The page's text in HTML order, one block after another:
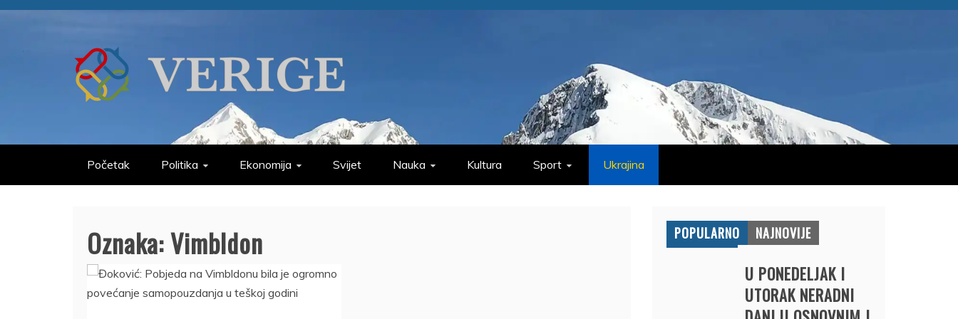
Skip
VERIGE
Početak Politika Ekonomija Svijet Nauka Kultura Sport Ukrajina
Oznaka:Vimbldon POPULARNO NAJNOVIJE
U PONEDELJAK I
UTORAK NERADNI